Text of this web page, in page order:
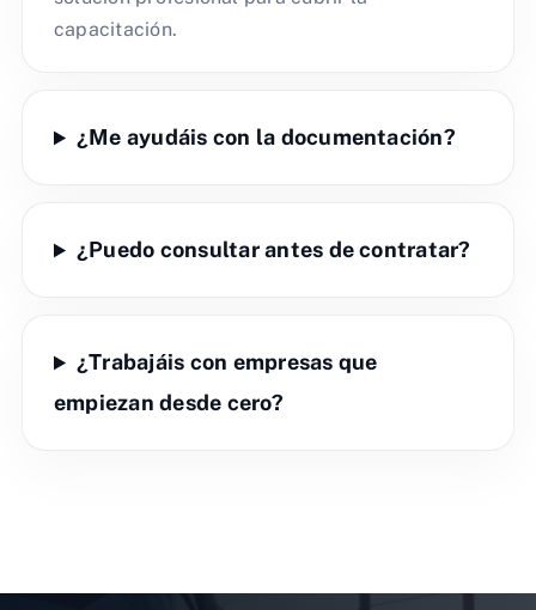
capacitación.
¿Me ayudáis con la documentación?
¿Puedo consultar antes de contratar?
¿Trabajáis con empresas que
empiezan desde cero?